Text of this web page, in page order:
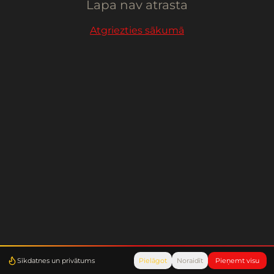
Sīkdatnes un privātums Pielāgot Noraidīt Pieņemt visu
Lapa nav atrasta
Atgriezties sākumā